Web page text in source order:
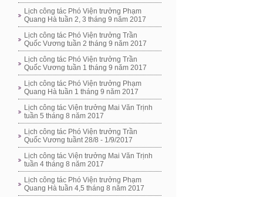
Lịch công tác Phó Viện trưởng Phạm
Quang Hà tuần 2, 3 tháng 9 năm 2017
Lịch công tác Phó Viện trưởng Trần
Quốc Vương tuần 2 tháng 9 năm 2017
Lịch công tác Phó Viện trưởng Trần
Quốc Vương tuần 1 tháng 9 năm 2017
Lịch công tác Phó Viện trưởng Phạm
Quang Hà tuần 1 tháng 9 năm 2017
Lịch công tác Viện trưởng Mai Văn Trịnh
tuần 5 tháng 8 năm 2017
Lịch công tác Phó Viện trưởng Trần
Quốc Vương tuầnt 28/8 - 1/9/2017
Lịch công tác Viện trưởng Mai Văn Trịnh
tuần 4 tháng 8 năm 2017
Lịch công tác Phó Viện trưởng Phạm
Quang Hà tuần 4,5 tháng 8 năm 2017